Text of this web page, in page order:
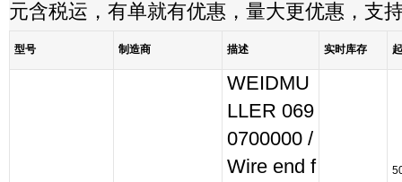
元含税运，有单就有优惠，量大更优惠，支
型号 制造商 描述 实时库存
WEIDMU
LLER 069
0700000 /
Wire end f